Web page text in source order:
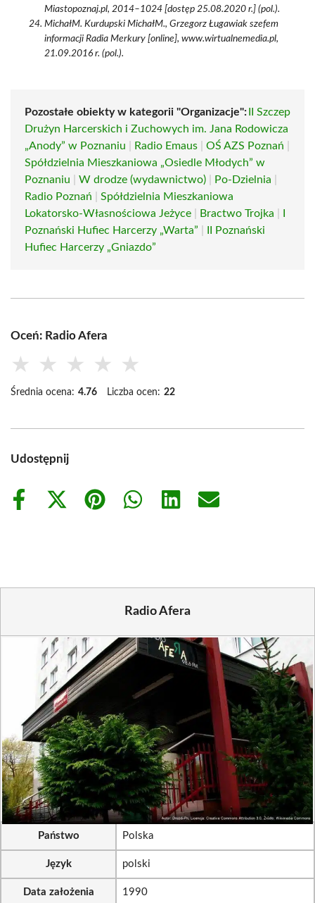
Miastopoznaj.pl, 2014–1024 [dostęp 25.08.2020 r.] (pol.).
MichałM. Kurdupski MichałM., Grzegorz Ługawiak szefem
informacji Radia Merkury [online], www.wirtualnemedia.pl,
21.09.2016 r. (pol.).
Pozostałe obiekty w kategorii "Organizacje":
II Szczep
Drużyn Harcerskich i Zuchowych im. Jana Rodowicza
„Anody” w Poznaniu
Radio Emaus OŚ AZS Poznań
Spółdzielnia Mieszkaniowa „Osiedle Młodych” w
Poznaniu
W drodze (wydawnictwo) Po-Dzielnia
Radio Poznań
Spółdzielnia Mieszkaniowa
Lokatorsko-Własnościowa Jeżyce
Bractwo Trojka
Poznański Hufiec Harcerzy „Warta”
II Poznański
Hufiec Harcerzy „Gniazdo”
Oceń: Radio Afera
★ ★ ★ ★ ★
Średnia ocena: 4.76 Liczba ocen: 22
Udostępnij
Share
Share
Share
Share
Share
Share
Radio Afera
Państwo Polska
Język polski
Data założenia 1990